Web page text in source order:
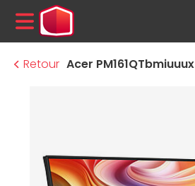
MENU
Retour Acer PM161QTbmiuuux